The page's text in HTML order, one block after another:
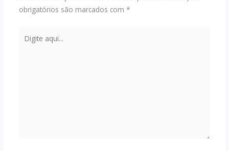
obrigatórios são marcados com *
aqui...